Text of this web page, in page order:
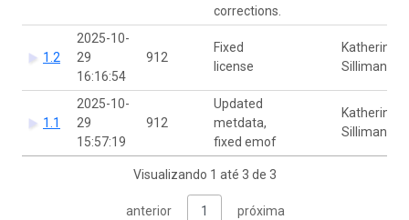
corrections.
1.2
2025-10-
29
16:16:54
912
Fixed
license
Katherine
Silliman
1.1
2025-10-
29
15:57:19
912
Updated
metdata,
fixed emof
Katherine
Silliman
Visualizando 1 até 3 de 3
anterior 1 próxima